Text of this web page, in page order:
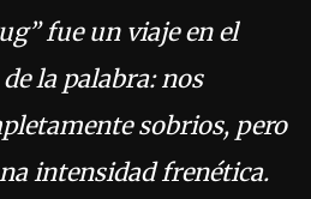
fue un viaje en el
la palabra: nos
sobrios, pero
intensidad frenética.